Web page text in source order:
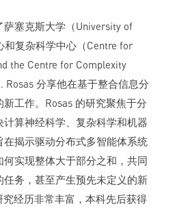
萨塞克斯大学（University of
和复杂科学中心（Centre for
the Centre for Complexity
Rosas 分享他在基于整合信息分
工作。Rosas 的研究聚焦于分
算神经科学、复杂科学和机器
揭示驱动分布式多智能体系统
实现整体大于部分之和，共同
务，甚至产生预先未定义的新
经历非常丰富，本科先后获得